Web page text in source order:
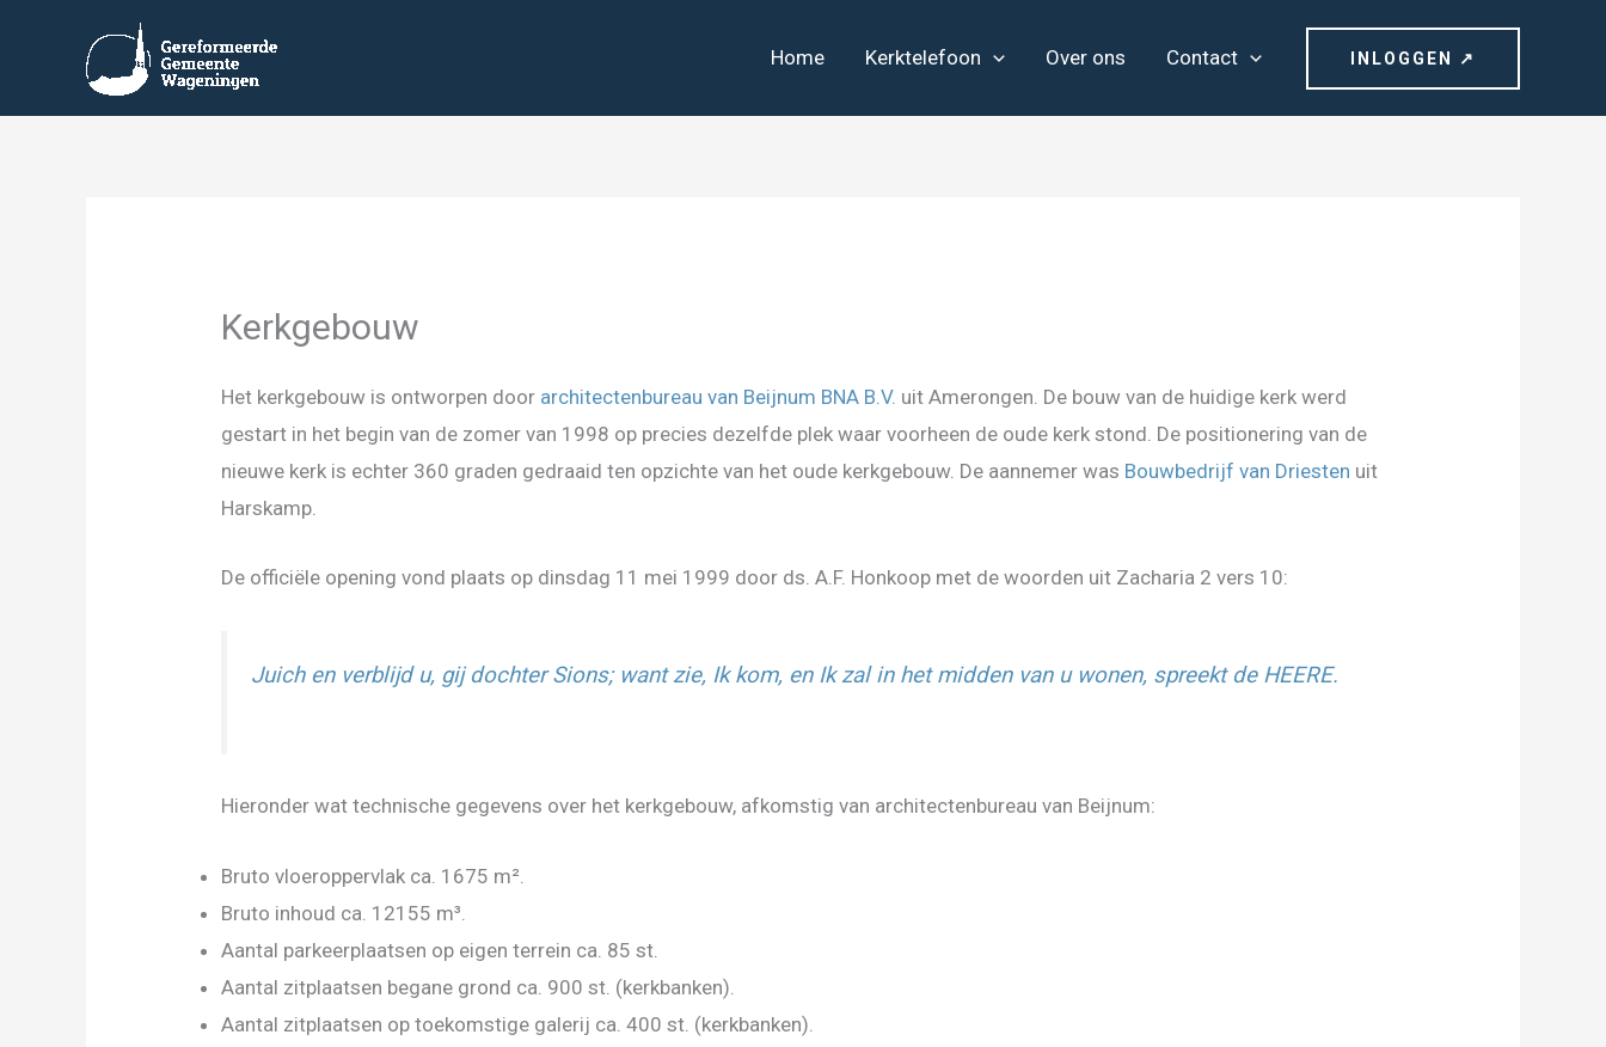
Home Kerktelefoon Over ons Contact INLOGGEN ↗
Kerkgebouw
Het kerkgebouw is ontworpen door architectenbureau van Beijnum BNA B.V. uit Amerongen. De bouw van de huidige kerk werd
gestart in het begin van de zomer van 1998 op precies dezelfde plek waar voorheen de oude kerk stond. De positionering van de
nieuwe kerk is echter 360 graden gedraaid ten opzichte van het oude kerkgebouw. De aannemer was Bouwbedrijf van Driesten uit
Harskamp.
De officiële opening vond plaats op dinsdag 11 mei 1999 door ds. A.F. Honkoop met de woorden uit Zacharia 2 vers 10:
Juich en verblijd u, gij dochter Sions; want zie, Ik kom, en Ik zal in het midden van u wonen, spreekt de HEERE.
Hieronder wat technische gegevens over het kerkgebouw, afkomstig van architectenbureau van Beijnum:
Bruto vloeroppervlak ca. 1675 m².
Bruto inhoud ca. 12155 m³.
Aantal parkeerplaatsen op eigen terrein ca. 85 st.
Aantal zitplaatsen begane grond ca. 900 st. (kerkbanken).
Aantal zitplaatsen op toekomstige galerij ca. 400 st. (kerkbanken).